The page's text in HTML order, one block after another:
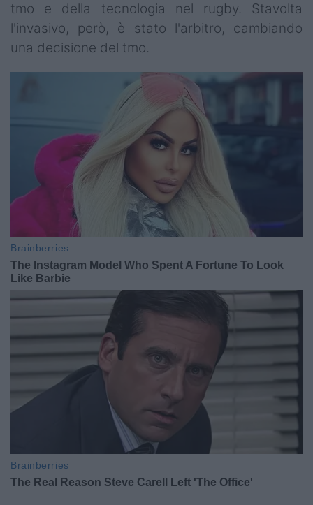
tmo e della tecnologia nel rugby. Stavolta
l'invasivo, però, è stato l'arbitro, cambiando
una decisione del tmo.